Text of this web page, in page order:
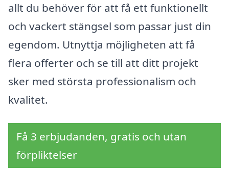
allt du behöver för att få ett funktionellt
och vackert stängsel som passar just din
egendom. Utnyttja möjligheten att få
flera offerter och se till att ditt projekt
sker med största professionalism och
kvalitet.
Få 3 erbjudanden, gratis och utan
förpliktelser